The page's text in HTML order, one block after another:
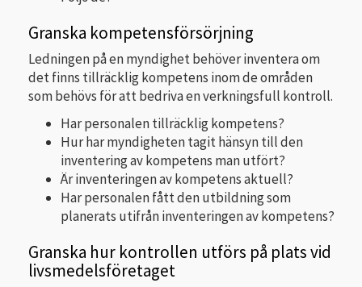
Granska kompetensförsörjning
Ledningen på en myndighet behöver inventera om
det finns tillräcklig kompetens inom de områden
som behövs för att bedriva en verkningsfull kontroll.
Har personalen tillräcklig kompetens?
Hur har myndigheten tagit hänsyn till den
inventering av kompetens man utfört?
Är inventeringen av kompetens aktuell?
Har personalen fått den utbildning som
planerats utifrån inventeringen av kompetens?
Granska hur kontrollen utförs på plats vid
livsmedelsföretaget